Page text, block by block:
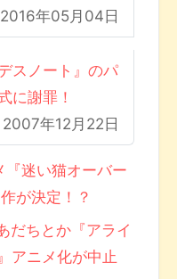
2016年05月04日
スノート』のパ
に謝罪！
2007年12月22日
『迷い猫オーバー
が決定！？
だちとか『アライ
アニメ化が中止